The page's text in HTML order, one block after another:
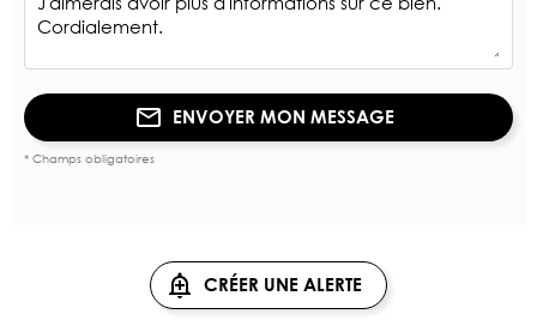
ENVOYER MON MESSAGE
* Champs obligatoires
CRÉER UNE ALERTE